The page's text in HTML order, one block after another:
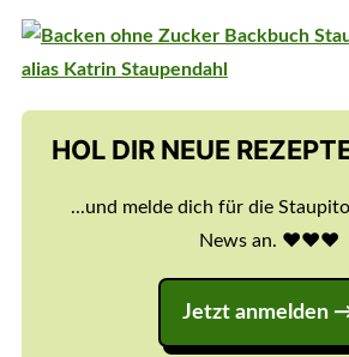
HOL DIR NEUE
...und melde dich für die
News an. ♥️♥️♥️
Jetzt anmelden